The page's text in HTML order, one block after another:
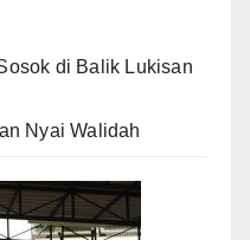
di Balik Lukisan
Nyai Walidah